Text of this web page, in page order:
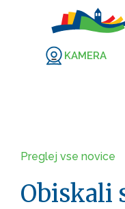
KAMERA
Preglej vse novice
Obiskali